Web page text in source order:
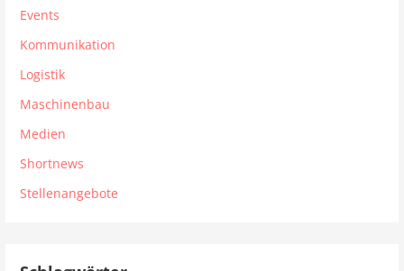
Events
Kommunikation
Logistik
Maschinenbau
Medien
Shortnews
Stellenangebote